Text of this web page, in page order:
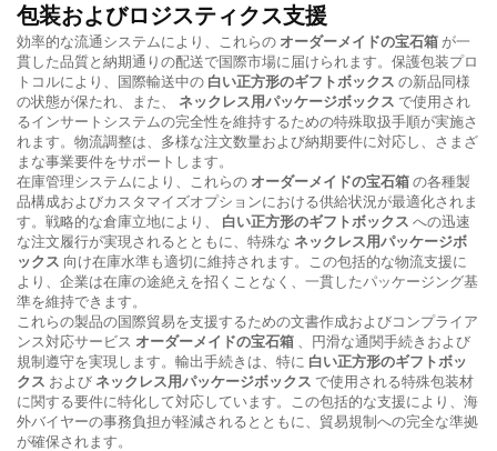
包装およびロジスティクス支援
効率的な流通システムにより、これらの オーダーメイドの宝石箱 が一
貫した品質と納期通りの配送で国際市場に届けられます。保護包装プロ
トコルにより、国際輸送中の 白い正方形のギフトボックス の新品同様
の状態が保たれ、また、 ネックレス用パッケージボックス で使用され
るインサートシステムの完全性を維持するための特殊取扱手順が実施さ
れます。物流調整は、多様な注文数量および納期要件に対応し、さまざ
まな事業要件をサポートします。
在庫管理システムにより、これらの オーダーメイドの宝石箱の各種製
品構成およびカスタマイズオプションにおける供給状況が最適化されま
す。戦略的な倉庫立地により、 白い正方形のギフトボックス への迅速
な注文履行が実現されるとともに、特殊な ネックレス用パッケージボ
ックス 向け在庫水準も適切に維持されます。この包括的な物流支援に
より、企業は在庫の途絶えを招くことなく、一貫したパッケージング基
準を維持できます。
これらの製品の国際貿易を支援するための文書作成およびコンプライア
ンス対応サービス オーダーメイドの宝石箱
、円滑な通関手続きおよび
規制遵守を実現します。輸出手続きは、特に 白い正方形のギフトボッ
クス およびネックレス用パッケージボックス で使用される特殊包装材
に関する要件に特化して対応しています。この包括的な支援により、海
外バイヤーの事務負担が軽減されるとともに、貿易規制への完全な準拠
が確保されます。